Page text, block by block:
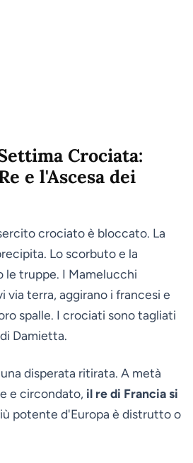
Crociata:
e l'Ascesa dei
crociato è bloccato. La
Lo scorbuto e la
le truppe. I Mamelucchi
via terra, aggirano i francesi e
spalle. I crociati sono tagliati
Damietta.
disperata ritirata. A metà
e circondato, il re di Francia si
potente d'Europa è distrutto o